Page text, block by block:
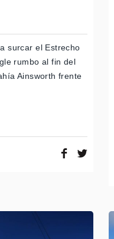
surcar el Estrecho
rumbo al fin del
Ainsworth frente